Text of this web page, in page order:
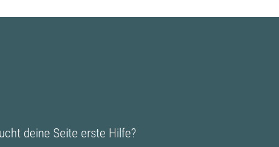
deine Seite erste Hilfe?